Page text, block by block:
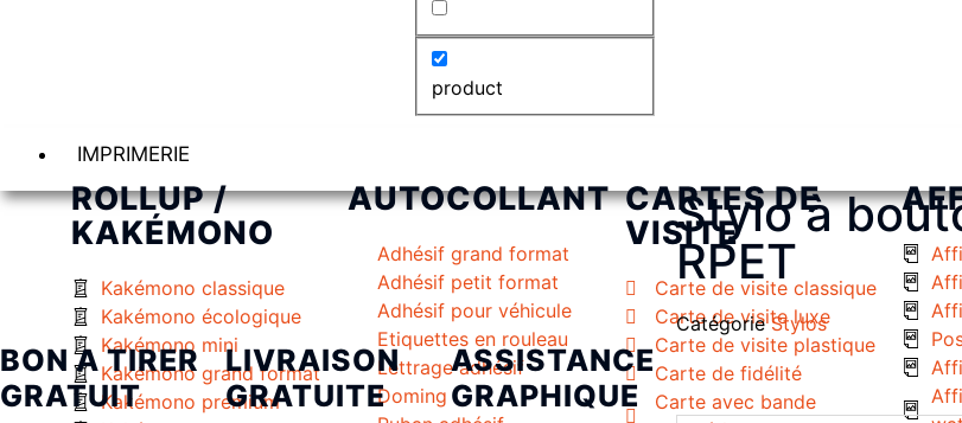
product
IMPRIMERIE
ROLLUP /
KAKÉMONO
Kakémono classique
Kakémono écologique
Kakémono mini
Kakémono grand format
Kakémono premium
AUTOCOLLANT
Adhésif grand format
Adhésif petit format
Adhésif pour véhicule
Etiquettes en rouleau
Lettrage adhésif
Doming
CARTES DE
VISITE
Carte de visite classique
Carte de visite luxe
Carte de visite plastique
Carte de fidélité
Carte avec bande
BON A TIRER
GRATUIT
LIVRAISON
GRATUITE
ASSISTANCE
GRAPHIQUE
Stylo à
RPET
Catégorie Stylos